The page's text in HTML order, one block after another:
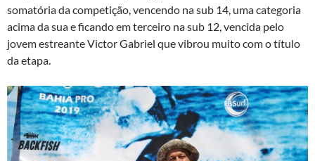
somatória da competição, vencendo na sub 14, uma categoria
acima da sua e ficando em terceiro na sub 12, vencida pelo
jovem estreante Victor Gabriel que vibrou muito com o título
da etapa.